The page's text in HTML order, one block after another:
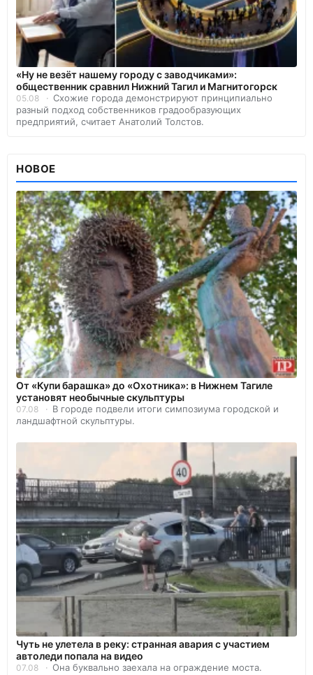
«Ну не везёт нашему городу с заводчиками»:
общественник сравнил Нижний Тагил и Магнитогорск
05.08
Схожие города демонстрируют принципиально
разный подход собственников градообразующих
предприятий, считает Анатолий Толстов.
НОВОЕ
От «Купи барашка» до «Охотника»: в Нижнем Тагиле
установят необычные скульптуры
07.08
В городе подвели итоги симпозиума городской и
ландшафтной скульптуры.
Чуть не улетела в реку: странная авария с участием
автоледи попала на видео
07.08 Она буквально заехала на ограждение моста.